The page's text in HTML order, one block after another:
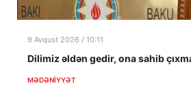
9 Avqust 2026 / 10:11
Dilimiz əldən gedir, ona sahib
MƏDƏNIYYƏT